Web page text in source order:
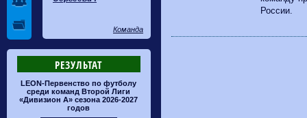
Команда
РЕЗУЛЬТАТ
LEON-Первенство по футболу
среди команд Второй Лиги
«Дивизион А» сезона 2026-2027
годов
России.